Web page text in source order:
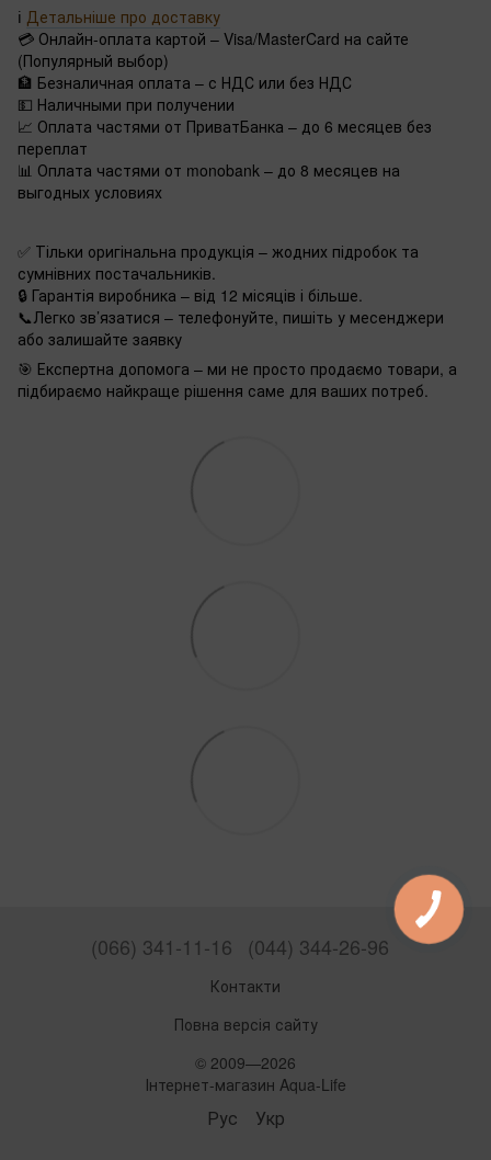
ℹ️ Детальніше про доставку
💳 Онлайн-оплата картой – Visa/MasterCard на сайте
(Популярный выбор)
🏦 Безналичная оплата – с НДС или без НДС
💵 Наличными при получении
📈 Оплата частями от ПриватБанка – до 6 месяцев без
переплат
📊 Оплата частями от monobank – до 8 месяцев на
выгодных условиях
✅ Тільки оригінальна продукція – жодних підробок та
сумнівних постачальників.
🔒 Гарантія виробника – від 12 місяців і більше.
📞Легко зв’язатися – телефонуйте, пишіть у месенджери
або залишайте заявку
🎯 Експертна допомога – ми не просто продаємо товари, а
підбираємо найкраще рішення саме для ваших потреб.
(066) 341-11-16 (044) 344-26-96
Контакти
Повна версія сайту
© 2009—2026
Інтернет-магазин Aqua-Life
Рус Укр